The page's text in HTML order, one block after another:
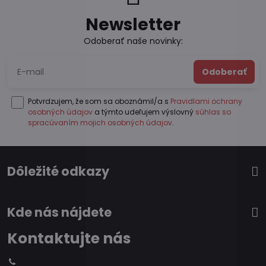
Newsletter
Odoberať naše novinky:
Odoberať
Potvrdzujem, že som sa oboznámil/a s Pravidlami ochrany
osobných údajov a týmto udeľujem výslovný súhlas so
spracúvaním mojich osobných údajov.
Dôležité odkazy
Kde nás nájdete
Kontaktujte nás